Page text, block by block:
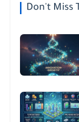
Don't Miss